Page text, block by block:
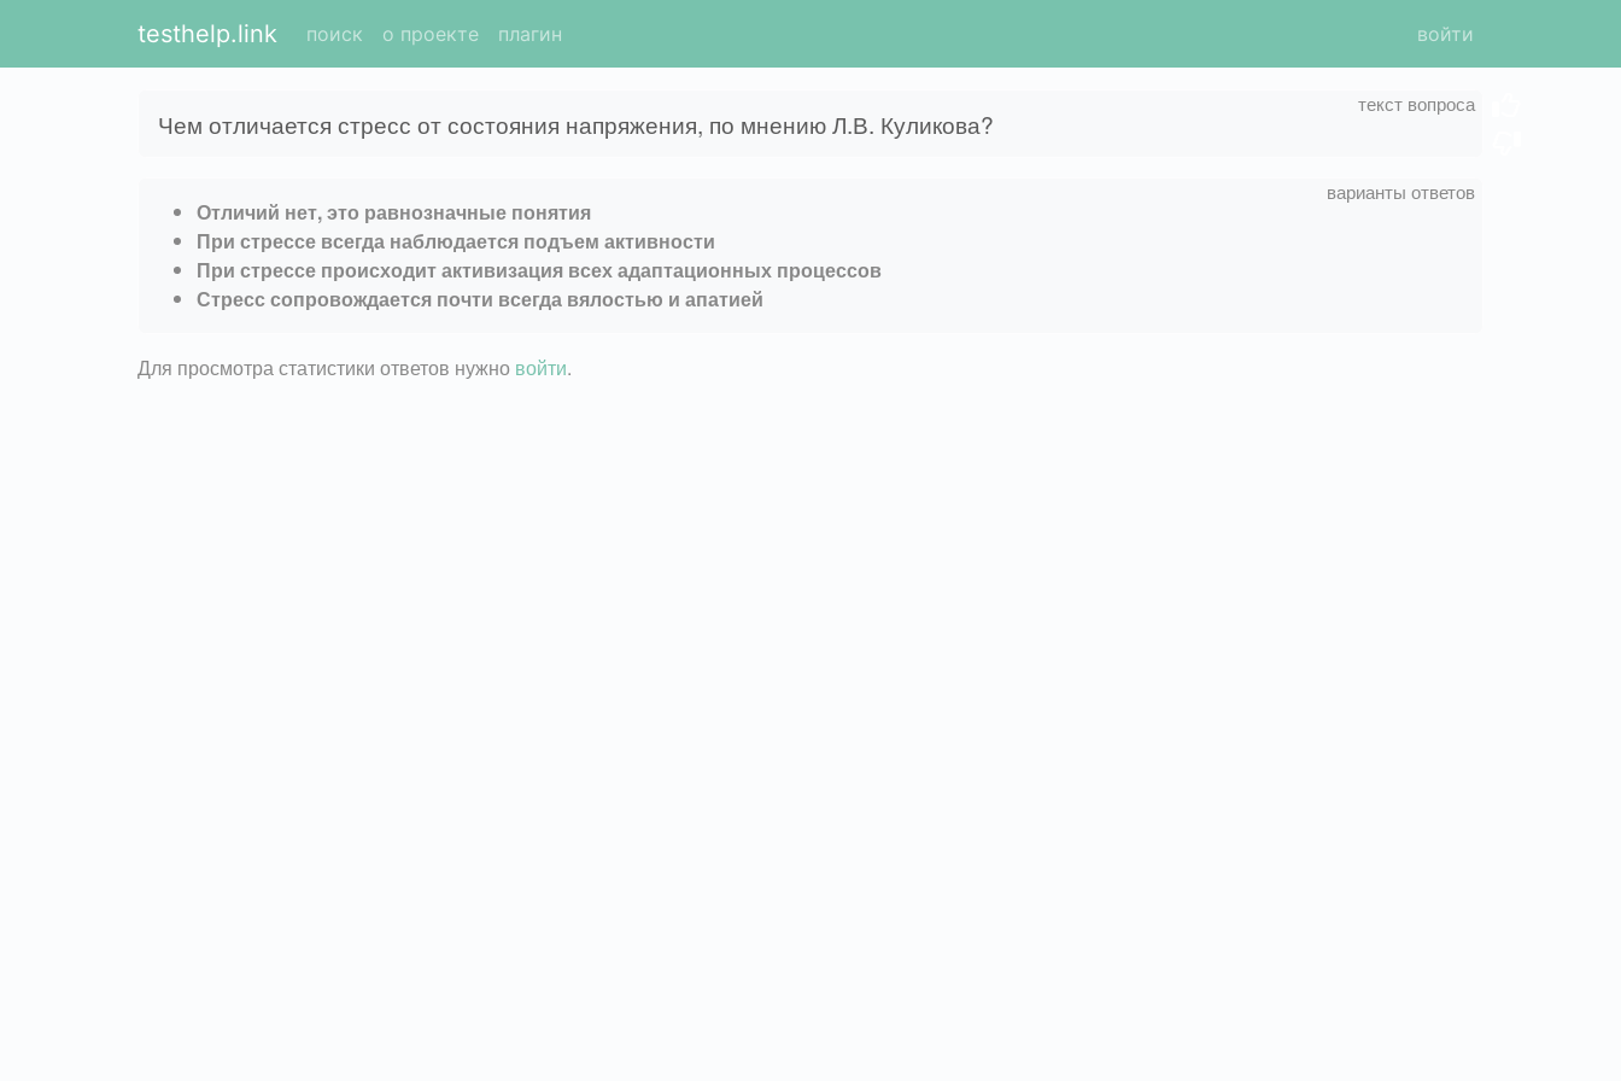
testhelp.link поиск о проекте плагин войти
Чем отличается стресс от состояния напряжения, по мнению Л.В. Куликова?
Отличий нет, это равнозначные понятия
При стрессе всегда наблюдается подъем активности
При стрессе происходит активизация всех адаптационных процессов
Стресс сопровождается почти всегда вялостью и апатией
Для просмотра статистики ответов нужно войти.